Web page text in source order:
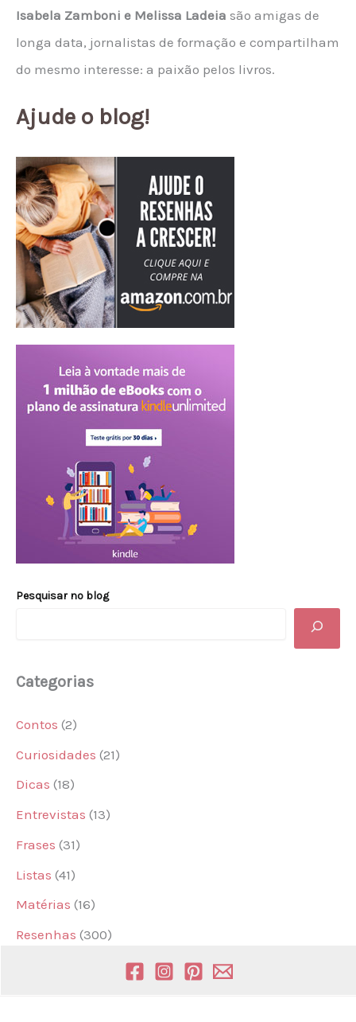
Isabela Zamboni e Melissa Ladeia são amigas de
longa data, jornalistas de formação e compartilham
do mesmo interesse: a paixão pelos livros.
Ajude o blog!
Pesquisar no blog
Categorias
Contos (2)
Curiosidades (21)
Dicas (18)
Entrevistas (13)
Frases (31)
Listas (41)
Matérias (16)
Resenhas (300)